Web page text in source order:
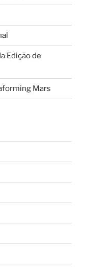
Edição de
Mars